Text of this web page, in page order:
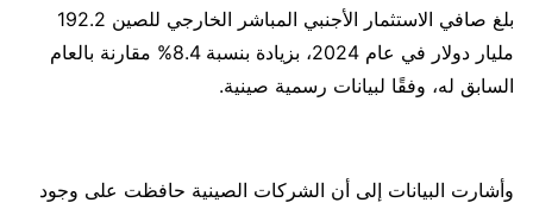
بلغ صافي الاستثمار الأجنبي المباشر الخارجي للصين 192.2
مليار دولار في عام 2024، بزيادة بنسبة 8.4% مقارنة بالعام
السابق له، وفقًا لبيانات رسمية صينية.
وأشارت البيانات إلى أن الشركات الصينية حافظت على وجود